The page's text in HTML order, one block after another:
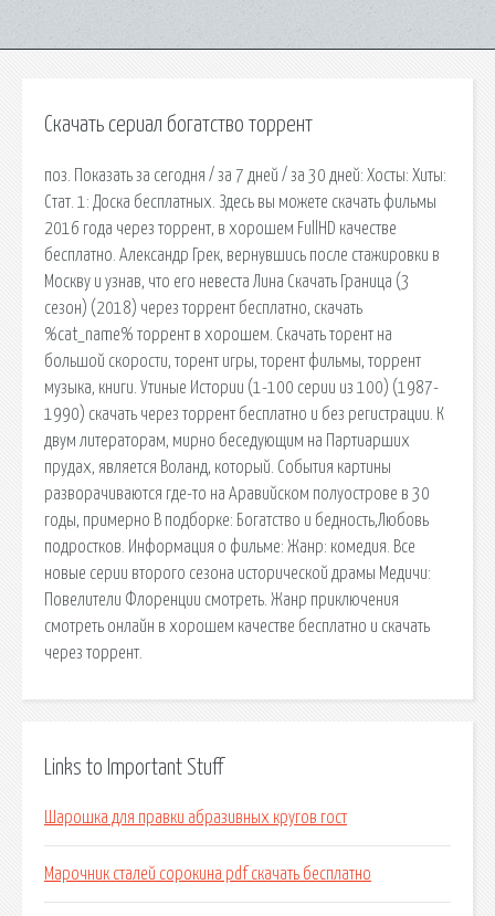
Скачать сериал богатство торрент
поз. Показать за сегодня / за 7 дней / за 30 дней: Хосты: Хиты:
Стат. 1: Доска бесплатных. Здесь вы можете скачать фильмы
2016 года через торрент, в хорошем FullHD качестве
бесплатно. Александр Грек, вернувшись после стажировки в
Москву и узнав, что его невеста Лина Скачать Граница (3
сезон) (2018) через торрент бесплатно, скачать
%cat_name% торрент в хорошем. Скачать торент на
большой скорости, торент игры, торент фильмы, торрент
музыка, книги. Утиные Истории (1-100 серии из 100) (1987-
1990) скачать через торрент бесплатно и без регистрации. К
двум литераторам, мирно беседующим на Партиарших
прудах, является Воланд, который. События картины
разворачиваются где-то на Аравийском полуострове в 30
годы, примерно В подборке: Богатство и бедность,Любовь
подростков. Информация о фильме: Жанр: комедия. Все
новые серии второго сезона исторической драмы Медичи:
Повелители Флоренции смотреть. Жанр приключения
смотреть онлайн в хорошем качестве бесплатно и скачать
через торрент.
Links to Important Stuff
Шарошка для правки абразивных кругов гост
Марочник сталей сорокина pdf скачать бесплатно